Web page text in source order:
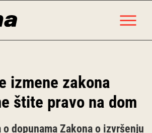
izmene zakona
štite pravo na dom
dopunama Zakona o izvršenju